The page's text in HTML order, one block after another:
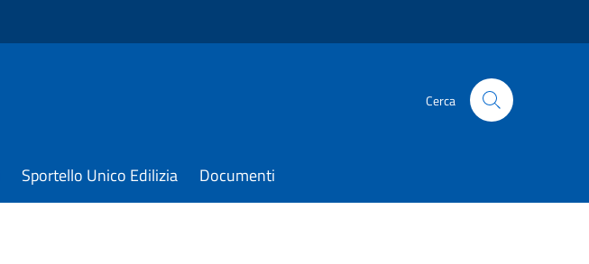
Cerca
Sportello Unico Edilizia Documenti